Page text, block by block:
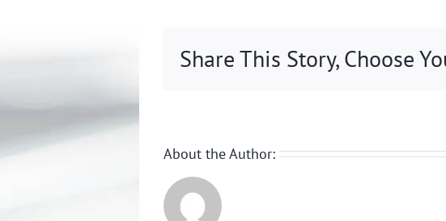
Share This Story, Choose
About the Author: